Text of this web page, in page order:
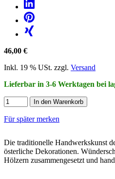
46,00 €
Inkl. 19 % USt. zzgl. Versand
Lieferbar in 3-6 Werktagen bei
In den Warenkorb
Für später merken
Die traditionelle Handwerkskunst
österliche Dekorationen.
Hölzern zusammengesetzt und